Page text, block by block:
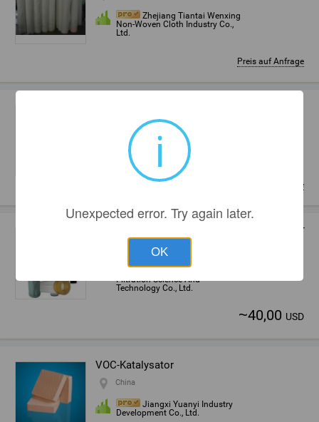
Zhejiang Tiantai Wenxing
Non-Woven Cloth Industry Co.,
Ltd.
Preis auf Anfrage
Chiu-chiang-hsü, China
Jiangxi Tianmei New
Environmental Material Co., Ltd.
Preis auf Anfrage
Spinnvlies Polyester Luftfilterpatrone mit PT
Suzhou, China
Filtration Science And
Technology Co., Ltd.
~40,00 USD
VOC-Katalysator
China
Jiangxi Yuanyi Industry
Development Co., Ltd.
i
Unexpected error. Try again later.
OK